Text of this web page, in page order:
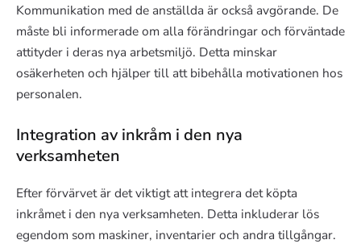
Kommunikation med de anställda är också avgörande. De
måste bli informerade om alla förändringar och förväntade
attityder i deras nya arbetsmiljö. Detta minskar
osäkerheten och hjälper till att bibehålla motivationen hos
personalen.
Integration av inkråm i den nya
verksamheten
Efter förvärvet är det viktigt att integrera det köpta
inkråmet i den nya verksamheten. Detta inkluderar lös
egendom som maskiner, inventarier och andra tillgångar.